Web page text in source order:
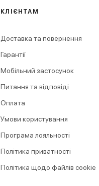
КЛІЄНТАМ
Доставка та повернення
Гарантії
Мобільний застосунок
Питання та відповіді
Оплата
Умови користування
Програма лояльності
Політика приватності
Політика щодо файлів cookie